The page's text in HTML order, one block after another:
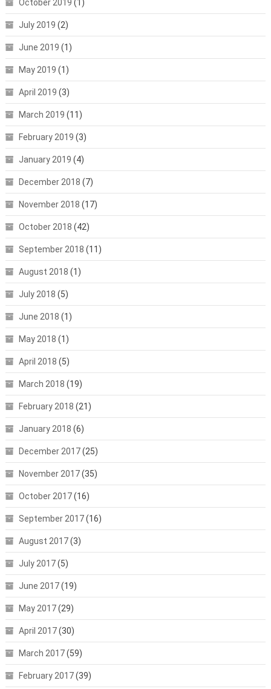
October 2019 (1)
July 2019 (2)
June 2019 (1)
May 2019 (1)
April 2019 (3)
March 2019 (11)
February 2019 (3)
January 2019 (4)
December 2018 (7)
November 2018 (17)
October 2018 (42)
September 2018 (11)
August 2018 (1)
July 2018 (5)
June 2018 (1)
May 2018 (1)
April 2018 (5)
March 2018 (19)
February 2018 (21)
January 2018 (6)
December 2017(25)
November 2017(35)
October 2017(16)
September 2017(16)
August 2017(3)
July 2017(5)
June 2017(19)
May 2017(29)
April 2017(30)
March 2017(59)
February 2017(39)